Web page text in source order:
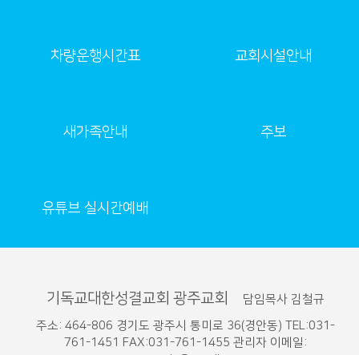
차량운행시간표 교회시설안내
새가족안내 주보
유튜브 실시간예배
기독교대한성결교회 광주교회
담임목사 김철규
주소: 464-806 경기도 광주시 통미로 36(경안동) TEL:031-
761-1451 FAX:031-761-1455 관리자 이메일: